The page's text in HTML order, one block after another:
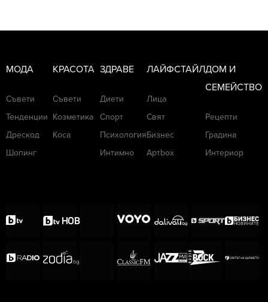
МОДА
Съвети
Тенденции
Дрескод
Шопинг
КРАСОТА
Съвети
Козметика
Коса
ЗДРАВЕ
Диети
Спорт
Психология
Интимно
ЛАЙФСТАЙЛ
Лица
Свят
Бизнес
Артbox
ДОМ И
СЕМЕЙСТВО
Рецепти
Градина
Интериор